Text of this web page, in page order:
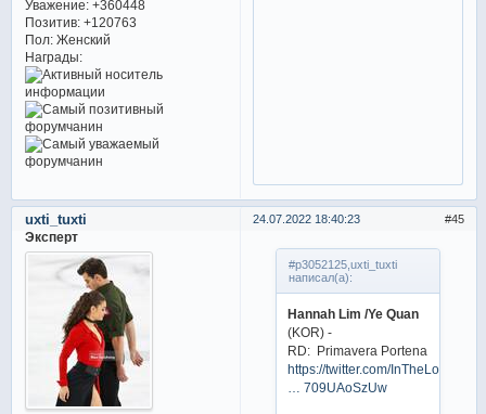
Уважение: +360448
Позитив: +120763
Пол:Женский
Награды:
45
24.07.2022 18:40:23
uxti_tuxti
Эксперт
#p3052125,uxti_tuxti
написал(а):
Hannah Lim /Ye Quan
(KOR) -
RD: Primavera Portena
https://twitter.com/
… 709UAoSzUw